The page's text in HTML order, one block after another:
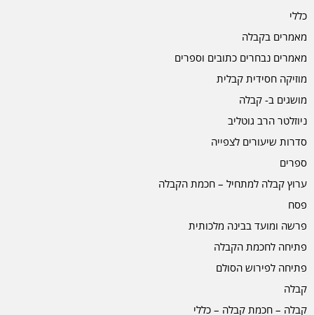
כללי
מאמרים בקבלה
מאמרים נבחרים כתובים וספרים
מוזיקה חסידית קבלית
מושגים ב- קבלה
ניוזלטר הרב גוטליב
סדרות שיעורים לצפייה
ספרים
ערוץ קבלה למתחיל – חכמת הקבלה
פסח
פרשה ומועד בבינה מלכותית
פתיחה לחכמת הקבלה
פתיחה לפירוש הסולם
קבלה
קבלה – חכמת קבלה – כללי